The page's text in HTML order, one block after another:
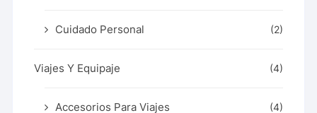
Cuidado Personal (2)
Viajes Y Equipaje (4)
Accesorios Para Viajes (4)